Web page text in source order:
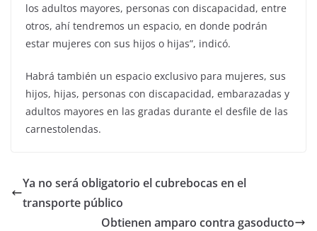
los adultos mayores, personas con discapacidad, entre
otros, ahí tendremos un espacio, en donde podrán
estar mujeres con sus hijos o hijas”, indicó.
Habrá también un espacio exclusivo para mujeres, sus
hijos, hijas, personas con discapacidad, embarazadas y
adultos mayores en las gradas durante el desfile de las
carnestolendas.
Ya no será obligatorio el cubrebocas en el
transporte público
Obtienen amparo contra gasoducto